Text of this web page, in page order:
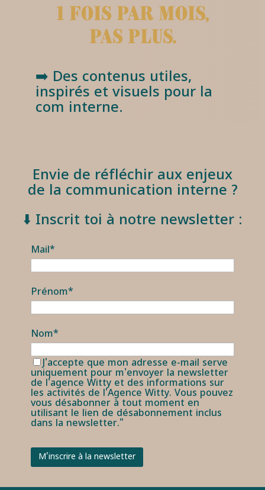
1 fois par mois,
pas plus.
➡️ Des contenus utiles,
inspirés et visuels pour la
com interne.
Envie de réfléchir aux enjeux
de la communication interne ?
⬇️ Inscrit toi à notre newsletter :
Mail*
Prénom*
Nom*
J'accepte que mon adresse e-mail serve
uniquement pour m'envoyer la newsletter
de l'agence Witty et des informations sur
les activités de l'Agence Witty. Vous pouvez
vous désabonner à tout moment en
utilisant le lien de désabonnement inclus
dans la newsletter."